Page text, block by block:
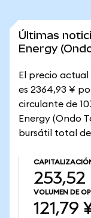
Últimas
Energy
El precio
es 2364,93 ¥
circulante de
Energy (Ondo
bursátil total
VOLUMEN DE
121,79